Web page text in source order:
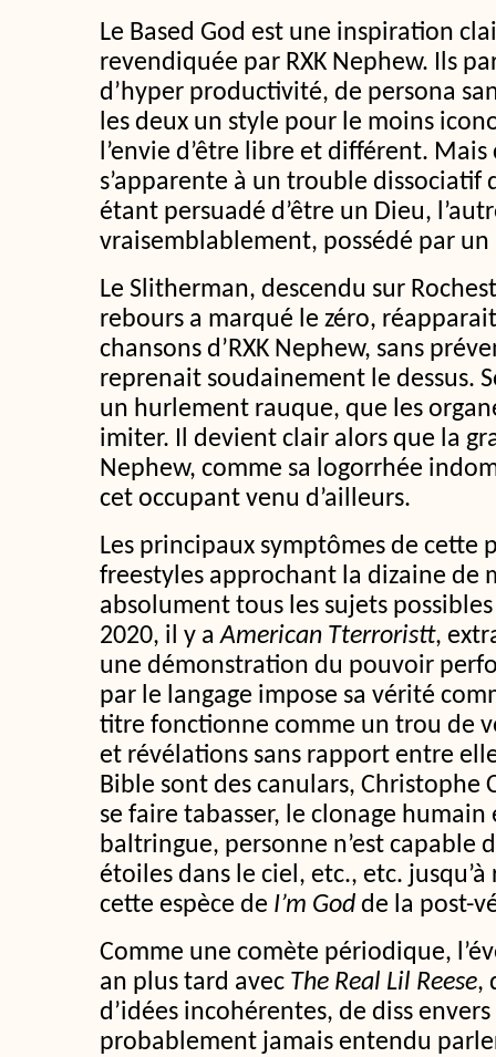
Le Based God est une inspiration
revendiquée par RXK Nephew. Ils
d’hyper productivité, de persona
les deux un style pour le moins
l’envie d’être libre et différent.
s’apparente à un trouble dissociatif
étant persuadé d’être un Dieu,
vraisemblablement, possédé par
Le Slitherman, descendu sur
rebours a marqué le zéro,
chansons d’RXK Nephew, sans
reprenait soudainement le dessus.
un hurlement rauque, que les
imiter. Il devient clair alors que la
Nephew, comme sa logorrhée
cet occupant venu d’ailleurs.
Les principaux symptômes de cette
freestyles approchant la dizaine de
absolument tous les sujets
2020, il y aAmerican Tterroristt,
une démonstration du pouvoir
par le langage impose sa vérité
titre fonctionne comme un trou de
et révélations sans rapport entre
Bible sont des canulars,
se faire tabasser, le clonage
baltringue, personne n’est capable
étoiles dans le ciel, etc., etc.
cette espèce de I’m God de la post-
Comme une comète périodique,
an plus tard avec The Real Lil Reese,
d’idées incohérentes, de diss
probablement jamais entendu